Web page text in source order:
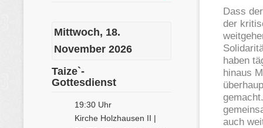
Dass
der
haben
hinaus
auch